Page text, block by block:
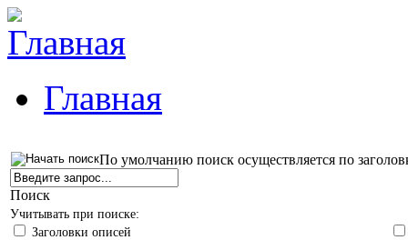
Главная
По умолчанию поиск осуществляется по
Поиск
Учитывать при поиске:
Заголовки описей